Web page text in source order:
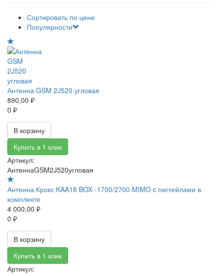
Сортировать по цене
Популярности
Антенна GSM 2J520 угловая
890,00 ₽
0 ₽
В корзину
Купить в 1 клик
Артикул:
АнтеннаGSM2J520угловая
Антенна Крокс KAA18 BOX -1700/2700 MIMO c пигтейлами в
комплекте
4 000,00 ₽
0 ₽
В корзину
Купить в 1 клик
Артикул: